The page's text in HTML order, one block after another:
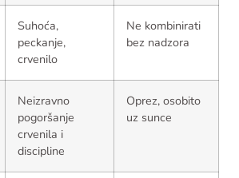
Suhoća,
peckanje,
crvenilo
Ne kombinirati
bez nadzora
Neizravno
pogoršanje
crvenila i
discipline
Oprez, osobito
uz sunce